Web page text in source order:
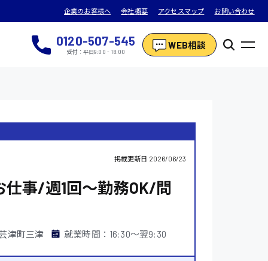
企業のお客様へ 会社概要 アクセスマップ お問い合わせ
0120-507-545
受付：平日9:00 - 18:00
WEB相談
掲載更新日 2026/06/23
事/週1回〜勤務OK/問
津町三津 就業時間：16:30〜翌9:30